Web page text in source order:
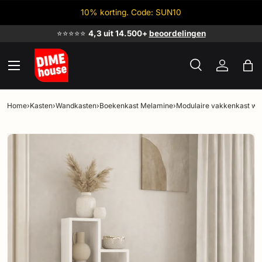
10% korting. Code: SUN10
⭐⭐⭐⭐⭐ 4,3 uit 14.500+ beoordelingen
Zoeken
ZoekenInloggenTas
Home›Kasten›Wandkasten›Boekenkast Melamine›Modulaire vakkenkast